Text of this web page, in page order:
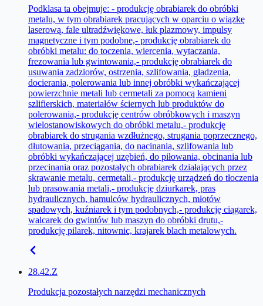
Podklasa ta obejmuje: - produkcję obrabiarek do obróbki
metalu, w tym obrabiarek pracujących w oparciu o wiązkę
laserową, fale ultradźwiękowe, łuk plazmowy, impulsy
magnetyczne i tym podobne,- produkcję obrabiarek do
obróbki metalu: do toczenia, wiercenia, wytaczania,
frezowania lub gwintowania,- produkcję obrabiarek do
usuwania zadziorów, ostrzenia, szlifowania, gładzenia,
docierania, polerowania lub innej obróbki wykańczającej
powierzchnie metali lub cermetali za pomocą kamieni
szlifierskich, materiałów ściernych lub produktów do
polerowania,- produkcję centrów obróbkowych i maszyn
wielostanowiskowych do obróbki metalu,- produkcję
obrabiarek do strugania wzdłużnego, strugania poprzecznego,
dłutowania, przeciągania, do nacinania, szlifowania lub
obróbki wykańczającej uzębień, do piłowania, obcinania lub
przecinania oraz pozostałych obrabiarek działających przez
skrawanie metalu, cermetali,- produkcję urządzeń do tłoczenia
lub prasowania metali,- produkcję dziurkarek, pras
hydraulicznych, hamulców hydraulicznych, młotów
spadowych, kuźniarek i tym podobnych,- produkcję ciągarek,
walcarek do gwintów lub maszyn do obróbki drutu,-
produkcję pilarek, nitownic, krajarek blach metalowych.
28.42.Z
Produkcja pozostałych narzędzi mechanicznych